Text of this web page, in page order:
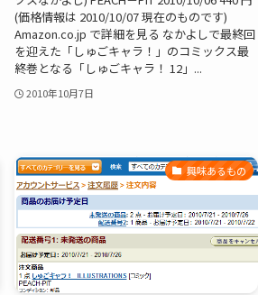
(価格情報は 2010/10/07 現在のものです)
Amazon.co.jp で詳細を見る なかよしで最終回
を迎えた「しゅごキャラ！」のコミックス最
終巻となる「しゅごキャラ！ 12」...
2010年10月7日
興味あるもの